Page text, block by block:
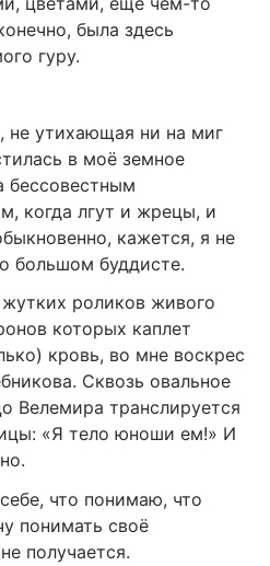
была здесь
гуру.
не утихающая ни на миг
в моё земное
бессовестным
когда лгут и жрецы, и
кажется, я не
большом буддисте.
роликов живого
которых каплет
кровь, во мне воскрес
Сквозь овальное
Велемира транслируется
«Я тело юноши ем!» И
что понимаю, что
понимать своё
получается.